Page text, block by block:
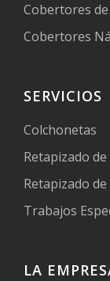
Cobertores de
Cobertores
SERVICIOS
Colchonetas
Retapizado
Retapizado
Trabajos
LA